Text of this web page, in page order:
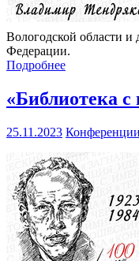
Вологодской области и
Федерации.
Подробнее
«Библиотека с
25.11.2023 Конференции